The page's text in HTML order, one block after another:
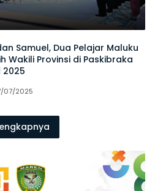
Samuel, Dua Pelajar Maluku
Wakili Provinsi di Paskibraka
2025
07/2025